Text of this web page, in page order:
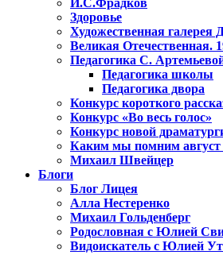
Здоровье
Художественная
Великая Отечественная.
Педагогика С.
Педагогика школы
Педагогика двора
Конкурс короткого
Конкурс «Во весь голос»
Конкурс новой
Каким мы помним август
Михаил Швейцер
Блоги
Блог Лицея
Алла Нестеренко
Михаил Гольденберг
Родословная с Юлией
Видоискатель с Юлией